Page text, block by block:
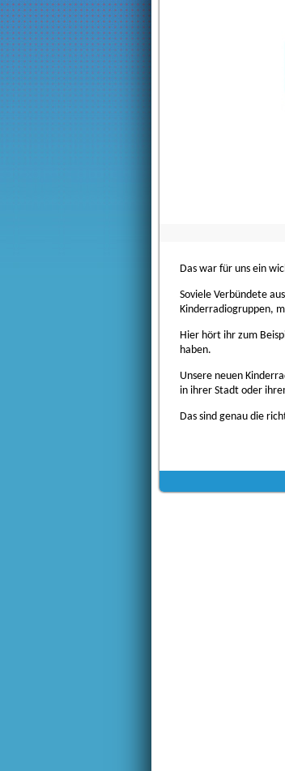
Das war für uns ein
Soviele Verbündete
Kinderradiogruppen,
Hier hört ihr zum
haben.
Unsere neuen
in ihrer Stadt oder
Das sind genau die